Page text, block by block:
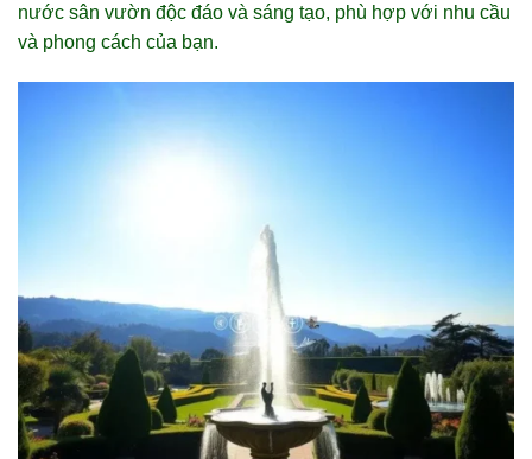
nước sân vườn độc đáo và sáng tạo, phù hợp với nhu cầu
và phong cách của bạn.